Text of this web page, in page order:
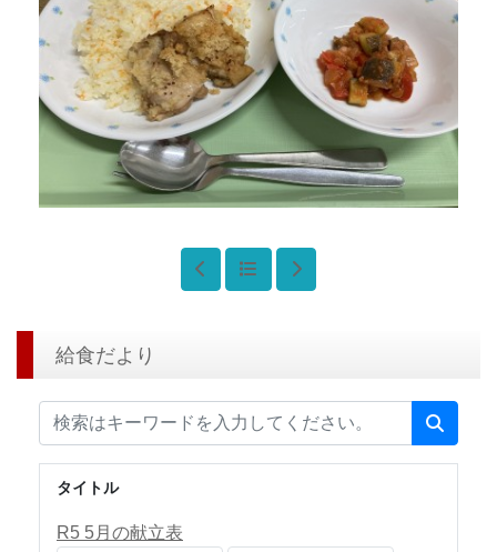
給食だより
タイトル
R5 5月の献立表